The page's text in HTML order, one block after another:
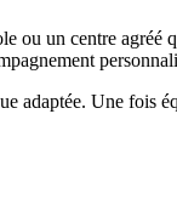
ou un centre
adaptée. Une fois